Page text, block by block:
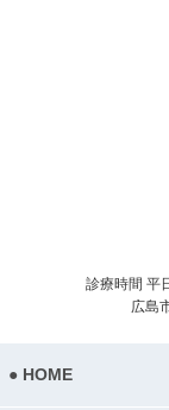
診療時間 平
広島
HOME